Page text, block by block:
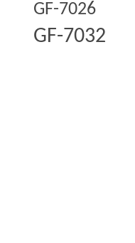
GF-7026
GF-7032